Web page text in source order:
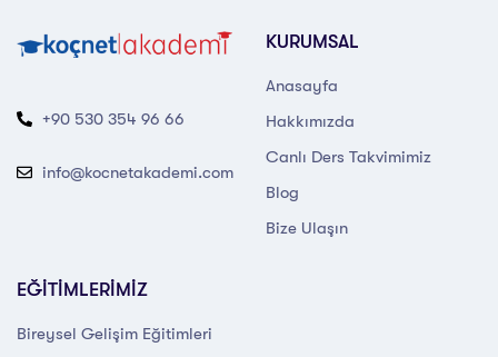
+90 530 354 96 66
info@kocnetakademi.com
KURUMSAL
Anasayfa
Hakkımızda
Canlı Ders Takvimimiz
Blog
Bize Ulaşın
EĞİTİMLERİMİZ
Bireysel Gelişim Eğitimleri